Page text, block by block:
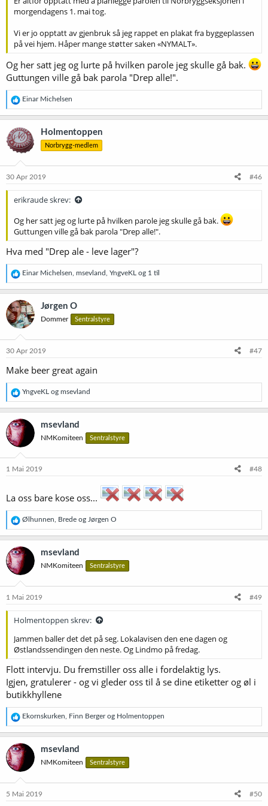
morgendagens 1. mai tog.
Vi er jo opptatt av gjenbruk så jeg rappet en plakat fra byggeplassen
på vei hjem. Håper mange støtter saken «NYMALT».
Og her satt jeg og lurte på hvilken parole jeg skulle gå bak.
Guttungen ville gå bak parola "Drep alle!".
R
e
a
k
s
j
o
e
Einar Michelsen
Holmentoppen
Norbrygg-medlem
30 Apr 2019 #46
erikraude skrev:
Og her satt jeg og lurte på hvilken parole jeg skulle gå bak.
Guttungen ville gå bak parola "Drep alle!".
Hva med "Drep ale - leve lager"?
R
e
a
k
s
j
o
e
:
Einar Michelsen msevland YngveKL og 1 til
Jørgen O
Dommer Sentralstyre
30 Apr 2019 #47
Make beer great again
R
e
a
k
s
j
o
e
YngveKL og msevland
msevland
NMKomiteen Sentralstyre
1 Mai 2019 #48
La oss bare kose oss...
R
e
a
k
s
j
o
e
Ølhunnen Brede og Jørgen O
msevland
NMKomiteen Sentralstyre
1 Mai 2019 #49
Holmentoppen skrev:
Jammen baller det det på seg. Lokalavisen den ene dagen og
Østlandssendingen den neste. Og Lindmo på fredag.
Flott intervju. Du fremstiller oss alle i fordelaktig lys.
Igjen, gratulerer - og vi gleder oss til å se dine etiketter og øl i
butikkhyllene
R
e
a
k
s
j
o
e
Ekornskurken Finn Bergerog Holmentoppen
msevland
NMKomiteen Sentralstyre
5 Mai 2019 #50